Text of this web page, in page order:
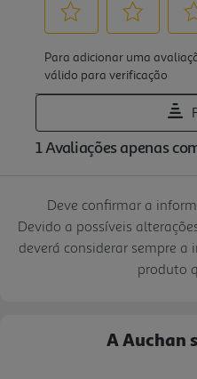
Deve confirmar a
Devido a possíveis
deverá considerar sempre
produto
A Auchan